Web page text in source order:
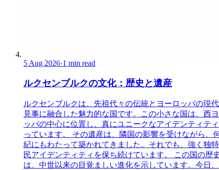
5 Aug 2026·1 min read
ルクセンブルクの文化：歴史と遺産
ルクセンブルクは、先祖代々の伝統とヨーロッパの現
見事に融合した魅力的な国です。この小さな国は、西
ッパの中心に位置し、真にユニークなアイデンティテ
っています。 その遺産は、隣国の影響を受けながら、
紀にもわたって築かれてきました。それでも、強く独
民アイデンティティを保ち続けています。 この国の歴
は、中世以来の目覚ましい進化を示しています。今日